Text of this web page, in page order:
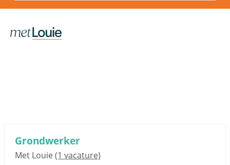
Grondwerker
Met Louie(1 vacature)